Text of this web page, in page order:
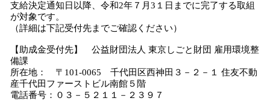
支給決定通知日以降、令和2年７月3１日までに完了する取組
が対象です。
（詳細は下記受付先までご確認ください）
【助成金受付先】 公益財団法人 東京しごと財団 雇用環境整
備課
所在地： 〒101-0065 千代田区西神田３－２－１ 住友不動
産千代田ファーストビル南館５階
電話番号：０３－５２１１－２３９７